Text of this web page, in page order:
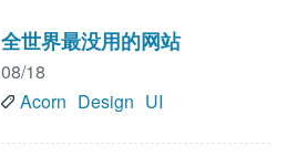
全世界最没用的网站
08/18
Acorn Design UI